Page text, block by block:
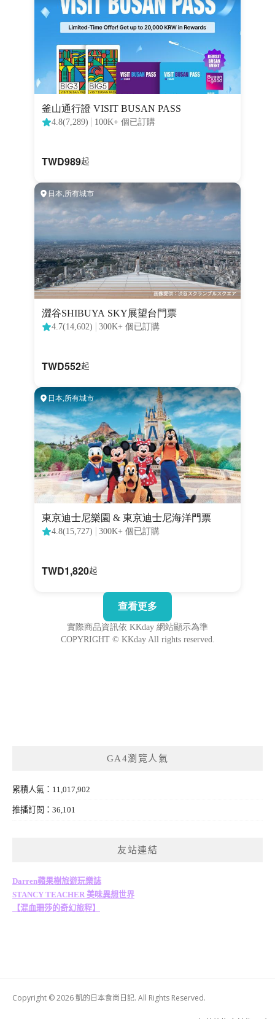
GA4瀏覽人氣
累積人氣：11,017,902
推播訂閱：36,101
友站連結
Darren蘋果樹旅遊玩樂誌
STANCY TEACHER 美味異想世界
【混血珊莎的奇幻旅程】
Copyright © 2026 凱的日本食尚日記. All Rights Reserved.